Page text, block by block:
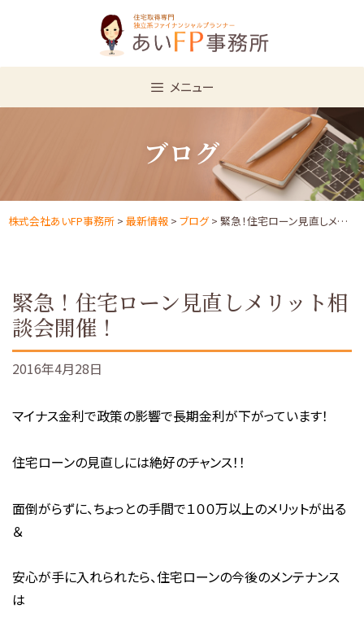
メニュー
ブログ
株式会社あいFP事務所 > 最新情報 > ブログ > 緊急！住宅ローン見直しメリット相談会開催！
緊急！住宅ローン見直しメリット相
談会開催！
2016年4月28日
マイナス金利で政策の影響で長期金利が下がっています！
住宅ローンの見直しには絶好のチャンス！！
面倒がらずに、ちょっとの手間で１００万以上のメリットが出る
＆
安心が手に入れられたら、住宅ローンの今後のメンテナンス
は